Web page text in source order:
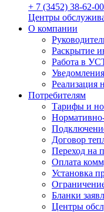
+ 7 (3452) 38-62-00
Центры
О компании
Раскрытие
Работа в
Потребителям
Тарифы и
Нормативно-
Договор
Переход на
Оплата
Установка
Бланки
Центры